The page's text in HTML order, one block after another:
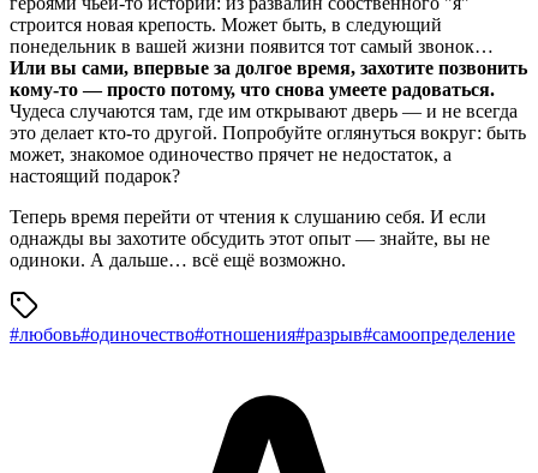
строится новая крепость. Может быть, в следующий
понедельник в вашей жизни появится тот самый звонок…
Или вы сами, впервые за долгое время, захотите позвонить
кому-то — просто потому, что снова умеете радоваться.
Чудеса случаются там, где им открывают дверь — и не всегда
это делает кто-то другой. Попробуйте оглянуться вокруг: быть
может, знакомое одиночество прячет не недостаток, а
настоящий подарок?
Теперь время перейти от чтения к слушанию себя. И если
однажды вы захотите обсудить этот опыт — знайте, вы не
одиноки. А дальше… всё ещё возможно.
#любовь#одиночество#отношения#разрыв#самоопределение